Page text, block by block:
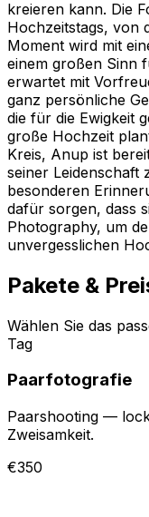
kreieren kann. Die
Hochzeitstags, von
Moment wird mit
einem großen Sinn
erwartet mit
ganz persönliche
die für die Ewigkeit
große Hochzeit
Kreis, Anup ist
seiner Leidenschaft
besonderen
dafür sorgen, dass
Photography, um
unvergesslichen
Pakete &
Wählen Sie das
Tag
Paarfotografie
Paarshooting —
Zweisamkeit.
€350